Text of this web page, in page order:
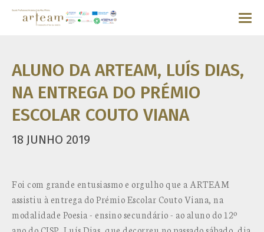
ALUNO DA ARTEAM, LUÍS DIAS,
NA ENTREGA DO PRÉMIO
ESCOLAR COUTO VIANA
18 JUNHO 2019
Foi com grande entusiasmo e orgulho que a ARTEAM
assistiu à entrega do Prémio Escolar Couto Viana, na
modalidade Poesia - ensino secundário - ao aluno do 12º